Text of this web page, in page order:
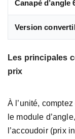
Canapé d’angle
Version
Les principales
prix
À l’unité,
le module
l’accoudoir (prix